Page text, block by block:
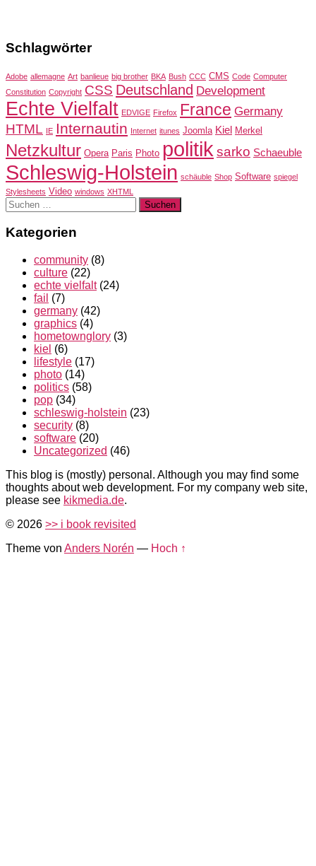
Schlagwörter
Adobe allemagne Art banlieue big brother BKA Bush CCC CMS Code Computer
Constitution Copyright CSS Deutschland Development
Echte Vielfalt EDVIGE Firefox France Germany
HTML IE Internautin Internet itunes Joomla Kiel Merkel
Netzkultur Opera Paris Photo politik sarko Schaeuble
Schleswig-Holstein schäuble Shop Software spiegel
Stylesheets Video windows XHTML
Suchen
nach:
Kategorien
community (8)
culture (22)
echte vielfalt(24)
fail (7)
germany (42)
graphics (4)
hometownglory (3)
kiel (6)
lifestyle (17)
photo (14)
politics (58)
pop (34)
schleswig-holstein (23)
security (8)
software (20)
Uncategorized (46)
This blog is (mostly) personal. Although you may find some
thoughts about web development. For my company web site,
please see kikmedia.de.
© 2026 >> i book revisited
Theme von Anders Norén — Hoch ↑